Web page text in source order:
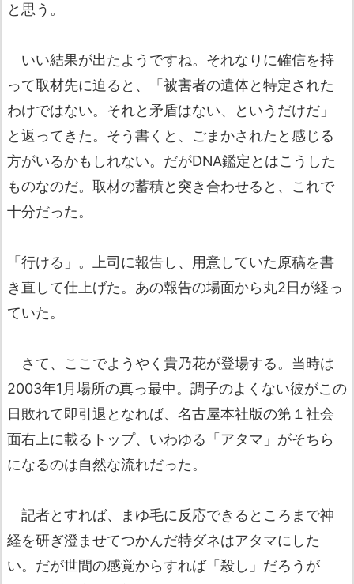
と思う。
いい結果が出たようですね。それなりに確信を持
って取材先に迫ると、「被害者の遺体と特定された
わけではない。それと矛盾はない、というだけだ」
と返ってきた。そう書くと、ごまかされたと感じる
方がいるかもしれない。だがDNA鑑定とはこうした
ものなのだ。取材の蓄積と突き合わせると、これで
十分だった。
「行ける」。上司に報告し、用意していた原稿を書
き直して仕上げた。あの報告の場面から丸2日が経っ
ていた。
さて、ここでようやく貴乃花が登場する。当時は
2003年1月場所の真っ最中。調子のよくない彼がこの
日敗れて即引退となれば、名古屋本社版の第１社会
面右上に載るトップ、いわゆる「アタマ」がそちら
になるのは自然な流れだった。
記者とすれば、まゆ毛に反応できるところまで神
経を研ぎ澄ませてつかんだ特ダネはアタマにした
い。だが世間の感覚からすれば「殺し」だろうが